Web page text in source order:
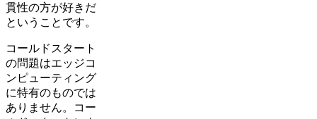
貫性の方が好きだ
ということです。
コールドスタート
の問題はエッジコ
ンピューティング
に特有のものでは
ありません。コー